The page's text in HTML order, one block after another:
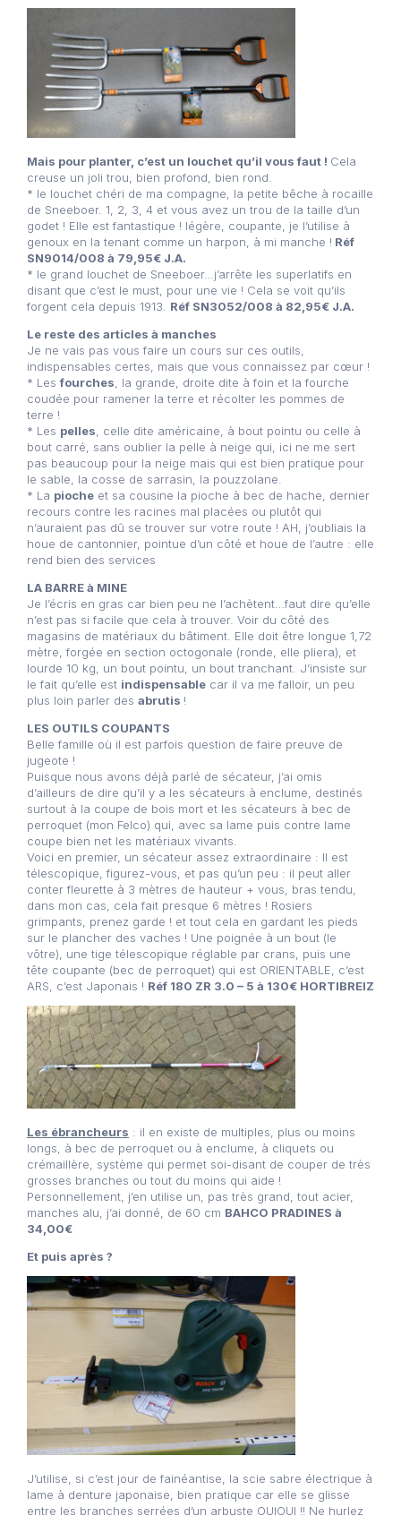
Mais pour planter, c’est un louchet qu’il vous faut ! Cela
creuse un joli trou, bien profond, bien rond.
* le louchet chéri de ma compagne, la petite bêche à rocaille
de Sneeboer. 1, 2, 3, 4 et vous avez un trou de la taille d’un
godet ! Elle est fantastique ! légère, coupante, je l’utilise à
genoux en la tenant comme un harpon, à mi manche ! Réf
SN9014/008 à 79,95€ J.A.
* le grand louchet de Sneeboer…j’arrête les superlatifs en
disant que c’est le must, pour une vie ! Cela se voit qu’ils
forgent cela depuis 1913. Réf SN3052/008 à 82,95€ J.A.
Le reste des articles à manches
Je ne vais pas vous faire un cours sur ces outils,
indispensables certes, mais que vous connaissez par cœur !
* Lesfourches , la grande, droite dite à foin et la fourche
coudée pour ramener la terre et récolter les pommes de
terre !
* Les pelles , celle dite américaine, à bout pointu ou celle à
bout carré, sans oublier la pelle à neige qui, ici ne me sert
pas beaucoup pour la neige mais qui est bien pratique pour
le sable, la cosse de sarrasin, la pouzzolane.
* La pioche et sa cousine la pioche à bec de hache, dernier
recours contre les racines mal placées ou plutôt qui
n’auraient pas dû se trouver sur votre route ! AH, j’oubliais la
houe de cantonnier, pointue d’un côté et houe de l’autre : elle
rend bien des services
LA BARRE à MINE
Je l’écris en gras car bien peu ne l’achètent…faut dire qu’elle
n’est pas si facile que cela à trouver. Voir du côté des
magasins de matériaux du bâtiment. Elle doit être longue 1,72
mètre, forgée en section octogonale (ronde, elle pliera), et
lourde 10 kg, un bout pointu, un bout tranchant. J’insiste sur
le fait qu’elle est indispensable car il va me falloir, un peu
plus loin parler des abrutis !
LES OUTILS COUPANTS
Belle famille où il est parfois question de faire preuve de
jugeote !
Puisque nous avons déjà parlé de sécateur, j’ai omis
d’ailleurs de dire qu’il y a les sécateurs à enclume, destinés
surtout à la coupe de bois mort et les sécateurs à bec de
perroquet (mon Felco) qui, avec sa lame puis contre lame
coupe bien net les matériaux vivants.
Voici en premier, un sécateur assez extraordinaire : Il est
télescopique, figurez-vous, et pas qu’un peu : il peut aller
conter fleurette à 3 mètres de hauteur + vous, bras tendu,
dans mon cas, cela fait presque 6 mètres ! Rosiers
grimpants, prenez garde ! et tout cela en gardant les pieds
sur le plancher des vaches ! Une poignée à un bout (le
vôtre), une tige télescopique réglable par crans, puis une
tête coupante (bec de perroquet) qui est ORIENTABLE, c’est
ARS, c’est Japonais ! Réf 180 ZR 3.0 – 5 à 130€ HORTIBREIZ
Les ébrancheurs : il en existe de multiples, plus ou moins
longs, à bec de perroquet ou à enclume, à cliquets ou
crémaillère, système qui permet soi-disant de couper de très
grosses branches ou tout du moins qui aide !
Personnellement, j’en utilise un, pas très grand, tout acier,
manches alu, j’ai donné, de 60 cm BAHCO PRADINES à
34,00€
Et puis après ?
J’utilise, si c’est jour de fainéantise, la scie sabre électrique à
lame à denture japonaise, bien pratique car elle se glisse
entre les branches serrées d’un arbuste OUIOUI !! Ne hurlez